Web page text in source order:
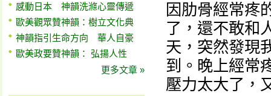
感動日本 神韻洗滌心靈傳遞
歐美觀眾贊神韻：樹立文化典
神韻指引生命方向 華人自豪
歐美政要贊神韻： 弘揚人性
更多文章 »
因肋骨經常疼
了，還不敢和
天，突然發現
到。晚上經常
壓力太大了，